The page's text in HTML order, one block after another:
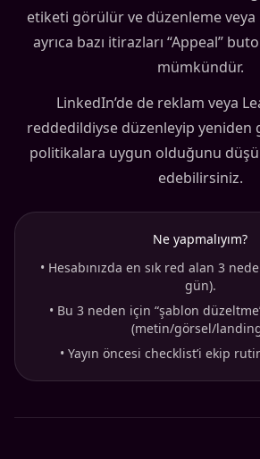
etiketi görülür ve düzenleme veya
ayrıca bazı itirazları “Appeal”
mümkündür.
LinkedIn’de de reklam veya
reddedildiyse düzenleyip yeniden
politikalara uygun olduğunu
edebilirsiniz.
Ne yapmalıyım?
• Hesabınızda en sık red alan 3
gün).
• Bu 3 neden için “şablon
(metin/görsel/
• Yayın öncesi checklist’i ekip